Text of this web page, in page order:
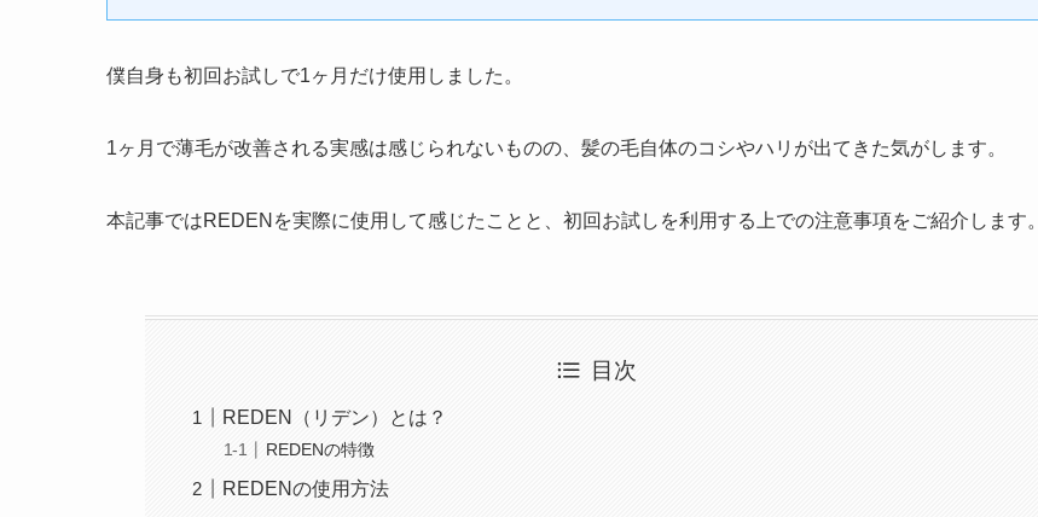
僕自身も初回お試しで1ヶ月だけ使用しました。
1ヶ月で薄毛が改善される実感は感じられないものの、髪の毛自体のコシやハリが出てきた気がします。
本記事ではREDENを実際に使用して感じたことと、初回お試しを利用する上での注意事項をご紹介します。
目次
REDEN（リデン）とは？
REDENの特徴
REDENの使用方法